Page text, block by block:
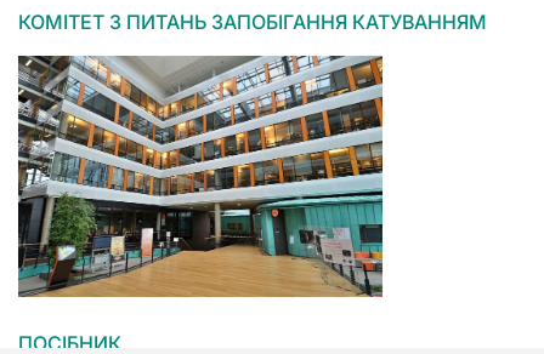
КОМІТЕТ З ПИТАНЬ ЗАПОБІГАННЯ КАТУВАННЯМ
ПОСІБНИК